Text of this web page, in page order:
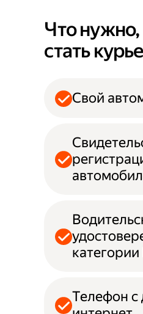
Что
стать
Свой
категории
Телефон с